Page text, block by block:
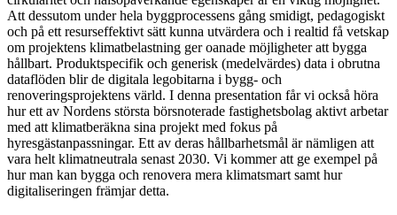
Att dessutom under hela byggprocessens gång smidigt, pedagogiskt
och på ett resurseffektivt sätt kunna utvärdera och i realtid få vetskap
om projektens klimatbelastning ger oanade möjligheter att bygga
hållbart. Produktspecifik och generisk (medelvärdes) data i obrutna
dataflöden blir de digitala legobitarna i bygg- och
renoveringsprojektens värld. I denna presentation får vi också höra
hur ett av Nordens största börsnoterade fastighetsbolag aktivt arbetar
med att klimatberäkna sina projekt med fokus på
hyresgästanpassningar. Ett av deras hållbarhetsmål är nämligen att
vara helt klimatneutrala senast 2030. Vi kommer att ge exempel på
hur man kan bygga och renovera mera klimatsmart samt hur
digitaliseringen främjar detta.